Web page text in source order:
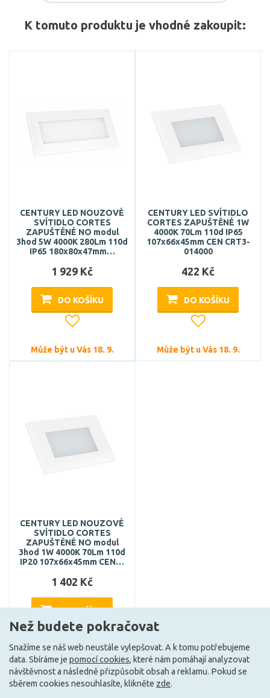
K tomuto produktu je vhodné zakoupit:
CENTURY LED NOUZOVÉ
SVÍTIDLO CORTES
ZAPUŠTĚNÉ NO modul
3hod 5W 4000K 280Lm 110d
IP65 180x80x47mm…
1 929 Kč
DO KOŠÍKU
Může být u Vás 18. 9.
CENTURY LED SVÍTIDLO
CORTES ZAPUŠTĚNÉ 1W
4000K 70Lm 110d IP65
107x66x45mm CEN CRT3-
014000
422 Kč
DO KOŠÍKU
Může být u Vás 18. 9.
CENTURY LED NOUZOVÉ
SVÍTIDLO CORTES
ZAPUŠTĚNÉ NO modul
3hod 1W 4000K 70Lm 110d
IP20 107x66x45mm CEN…
1 402 Kč
DO KOŠÍKU
Může být u Vás 18. 9.
Než budete pokračovat
Snažíme se náš web neustále vylepšovat. A k tomu potřebujeme
data. Sbíráme je pomocí cookies, které nám pomáhají analyzovat
návštěvnost a následně přizpůsobit obsah a reklamu. Pokud se
sběrem cookies nesouhlasíte, klikněte zde.